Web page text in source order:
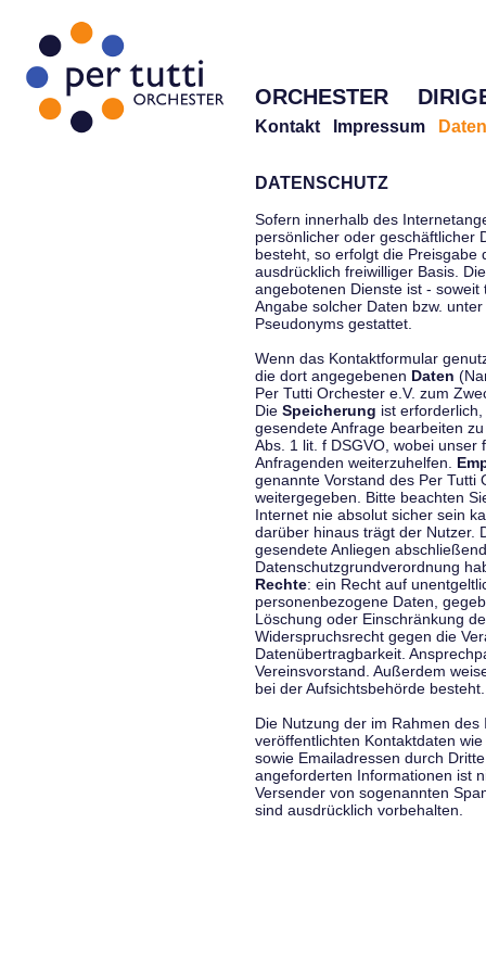
ORCHESTER
Kontakt Impressum
DATENSCHUTZ
Sofern innerhalb des
persönlicher oder geschäftlicher
besteht, so erfolgt die Preisgabe
ausdrücklich freiwilliger Basis.
angebotenen Dienste ist -
Angabe solcher Daten bzw.
Pseudonyms gestattet.
Wenn das Kontaktformular
die dort angegebenen Daten
Per Tutti Orchester e.V. zum
Die Speicherung ist
gesendete Anfrage bearbeiten
Abs. 1 lit. f DSGVO, wobei
Anfragenden weiterzuhelfen.
genannte Vorstand des Per Tutti
weitergegeben. Bitte beachten
Internet nie absolut sicher sein
darüber hinaus trägt der Nutzer.
gesendete Anliegen
Datenschutzgrundverordnung
Rechte: ein Recht auf
personenbezogene Daten,
Löschung oder Einschränkung
Widerspruchsrecht gegen die
Datenübertragbarkeit.
Vereinsvorstand. Außerdem
bei der Aufsichtsbehörde besteht.
Die Nutzung der im Rahmen
veröffentlichten Kontaktdaten
sowie Emailadressen durch
angeforderten Informationen ist
Versender von sogenannten
sind ausdrücklich vorbehalten.